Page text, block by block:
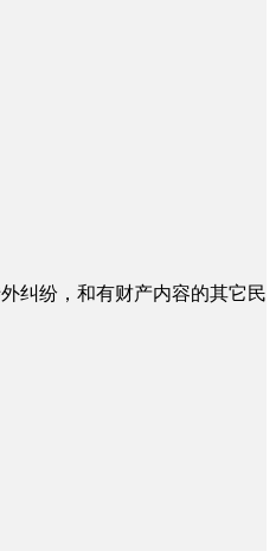
纠纷，和有财产内容的其它民